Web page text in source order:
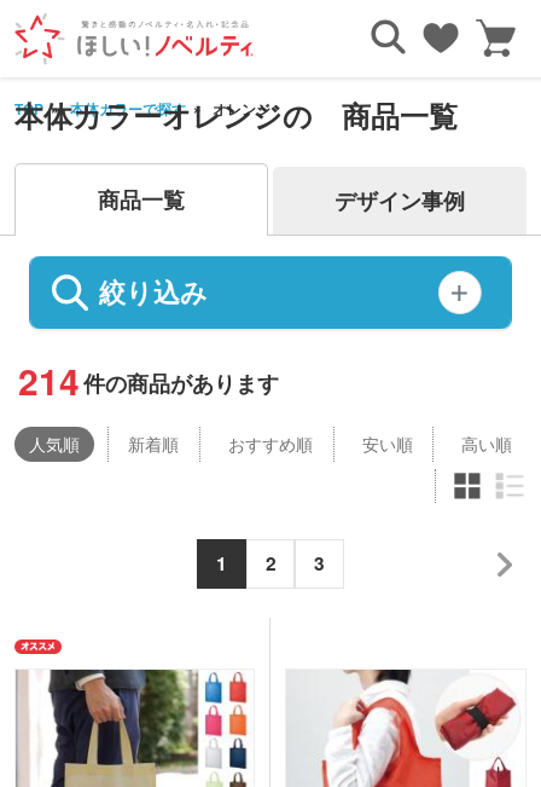
TOP 本体カラーで探す オレンジ
本体カラーオレンジの 商品一覧
商品一覧 デザイン事例
絞り込み
214件の商品があります
人気順 新着順 おすすめ順 安い順 高い順
1 2 3